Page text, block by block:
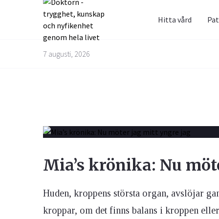
Hitta vård
7 augusti, 2026
Mia’s krönika: Nu
Huden, kroppens största organ, avslöjar
kroppar, om det finns balans i kroppen
Jag